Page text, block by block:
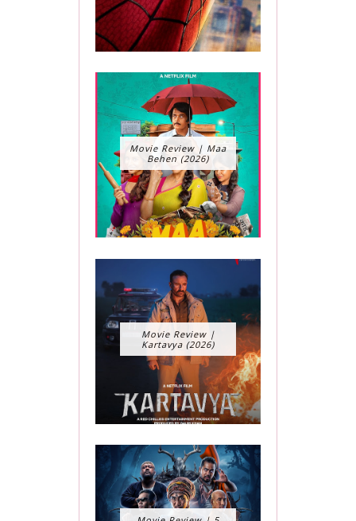
Movie Review | Maa
Behen (2026)
Movie Review |
Kartavya (2026)